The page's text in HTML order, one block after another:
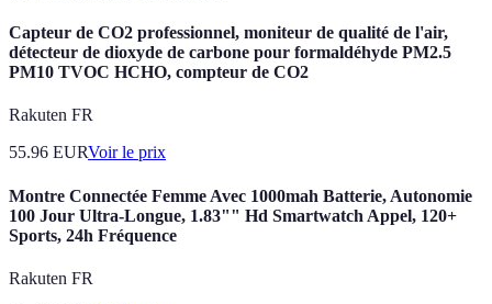
Capteur de CO2 professionnel, moniteur de qualité de l'air,
détecteur de dioxyde de carbone pour formaldéhyde PM2.5
PM10 TVOC HCHO, compteur de CO2
Rakuten FR
55.96 EURVoir le prix
Montre Connectée Femme Avec 1000mah Batterie, Autonomie
100 Jour Ultra-Longue, 1.83"" Hd Smartwatch Appel, 120+
Sports, 24h Fréquence
Rakuten FR